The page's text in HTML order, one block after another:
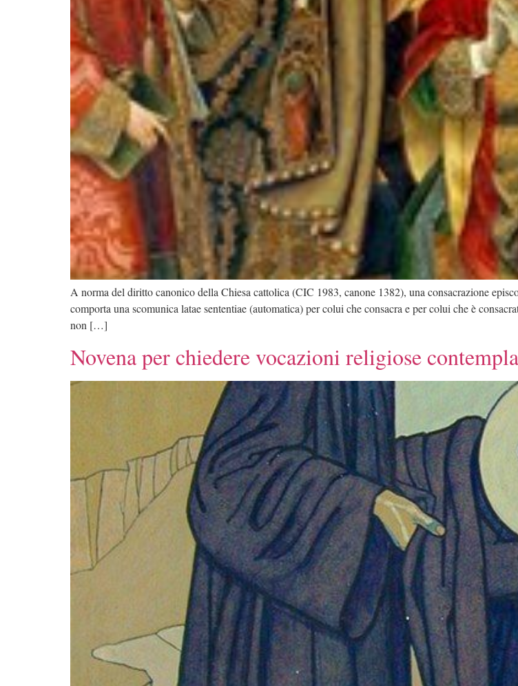
A norma del diritto canonico della Chiesa cattolica (CIC 1983, canone 1382), una consacrazione
comporta una scomunica latae sententiae (automatica) per colui che consacra e per colui che è
non […]
Novena per chiedere vocazioni religiose